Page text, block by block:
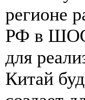
регионе
РФ в
для
Китай